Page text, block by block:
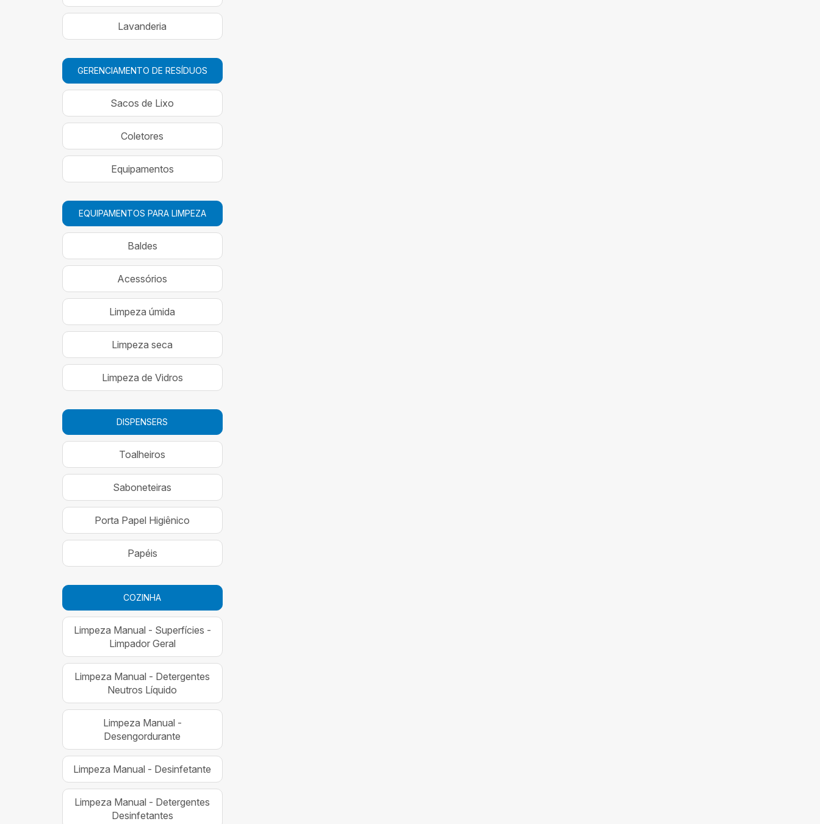
Lavanderia
GERENCIAMENTO DE RESÍDUOS
Sacos de Lixo
Coletores
Equipamentos
EQUIPAMENTOS PARA LIMPEZA
Baldes
Acessórios
Limpeza úmida
Limpeza seca
Limpeza de Vidros
DISPENSERS
Toalheiros
Saboneteiras
Porta Papel Higiênico
Papéis
COZINHA
Limpeza Manual - Superfícies -
Limpador Geral
Limpeza Manual - Detergentes
Neutros Líquido
Limpeza Manual -
Desengordurante
Limpeza Manual - Desinfetante
Limpeza Manual - Detergentes
Desinfetantes